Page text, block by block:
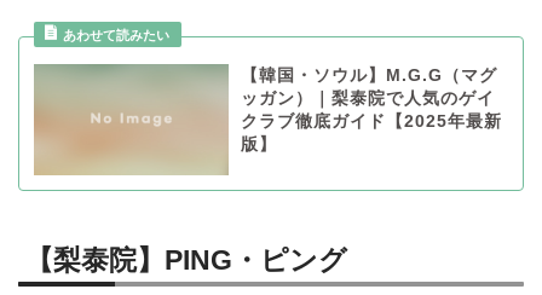
【韓国・ソウル】M.G.G（マグ
ッガン）｜梨泰院で人気のゲイ
クラブ徹底ガイド【2025年最新
版】
【梨泰院】PING・ピング